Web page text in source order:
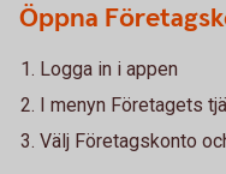
Öppna
Logga in i appen
I menyn Företagets
Välj Företagskonto